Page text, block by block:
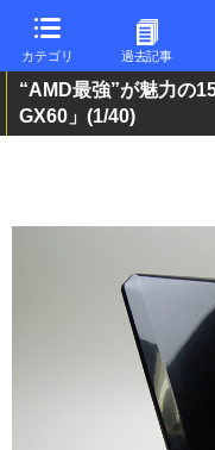
カテゴリ 過去記事
“AMD最強”が魅力の
GX60」 (1/40)